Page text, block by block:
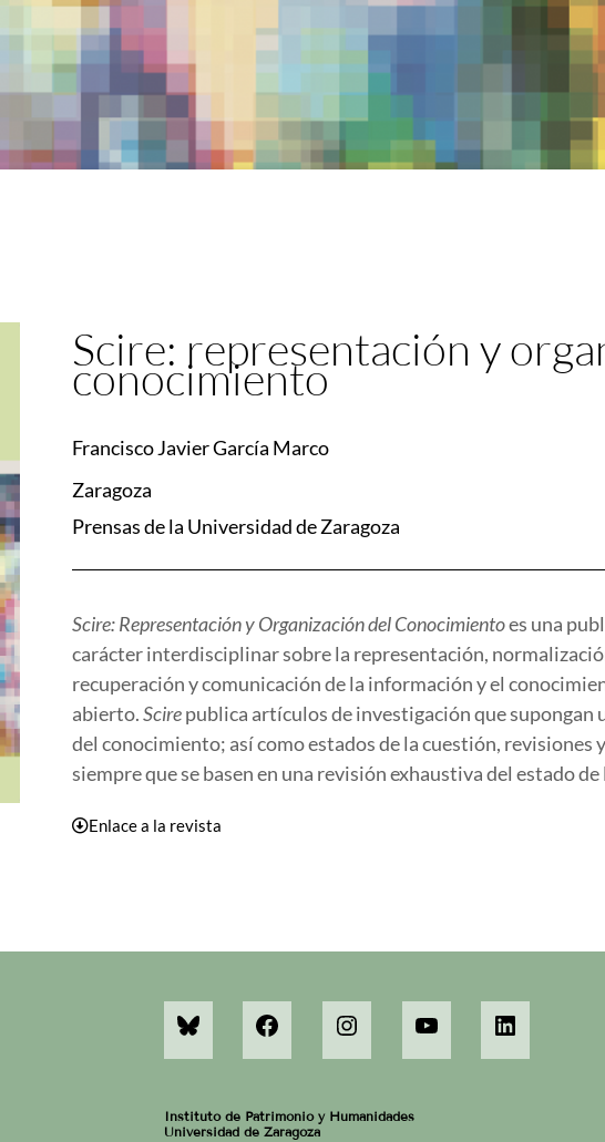
Scire: representación y
conocimiento
Francisco Javier García Marco
Zaragoza
Prensas de la Universidad de Zaragoza
Scire: Representación y Organización del Conocimientoes una
carácter interdisciplinar sobre la representación,
recuperación y comunicación de la información y el
abierto.Scirepublica artículos de investigación que supongan
del conocimiento; así como estados de la cuestión, revisiones
siempre que se basen en una revisión exhaustiva del estado
Enlace a la revista
Instituto de Patrimonio y Humanidades
Universidad de Zaragoza